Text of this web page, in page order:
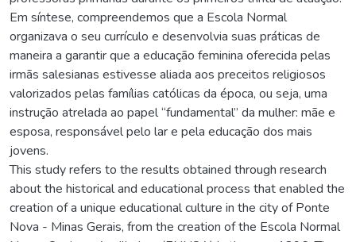
Em síntese, compreendemos que a Escola Normal
organizava o seu currículo e desenvolvia suas práticas de
maneira a garantir que a educação feminina oferecida pelas
irmãs salesianas estivesse aliada aos preceitos religiosos
valorizados pelas famílias católicas da época, ou seja, uma
instrução atrelada ao papel “fundamental” da mulher: mãe e
esposa, responsável pelo lar e pela educação dos mais
jovens.
This study refers to the results obtained through research
about the historical and educational process that enabled the
creation of a unique educational culture in the city of Ponte
Nova - Minas Gerais, from the creation of the Escola Normal